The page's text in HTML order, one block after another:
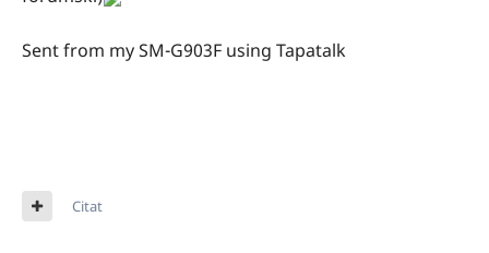
Sent from my SM-G903F using Tapatalk
Citat